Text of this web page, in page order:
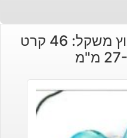
טורקיז מלוטש לשיבוץ משקל: 46 קרט